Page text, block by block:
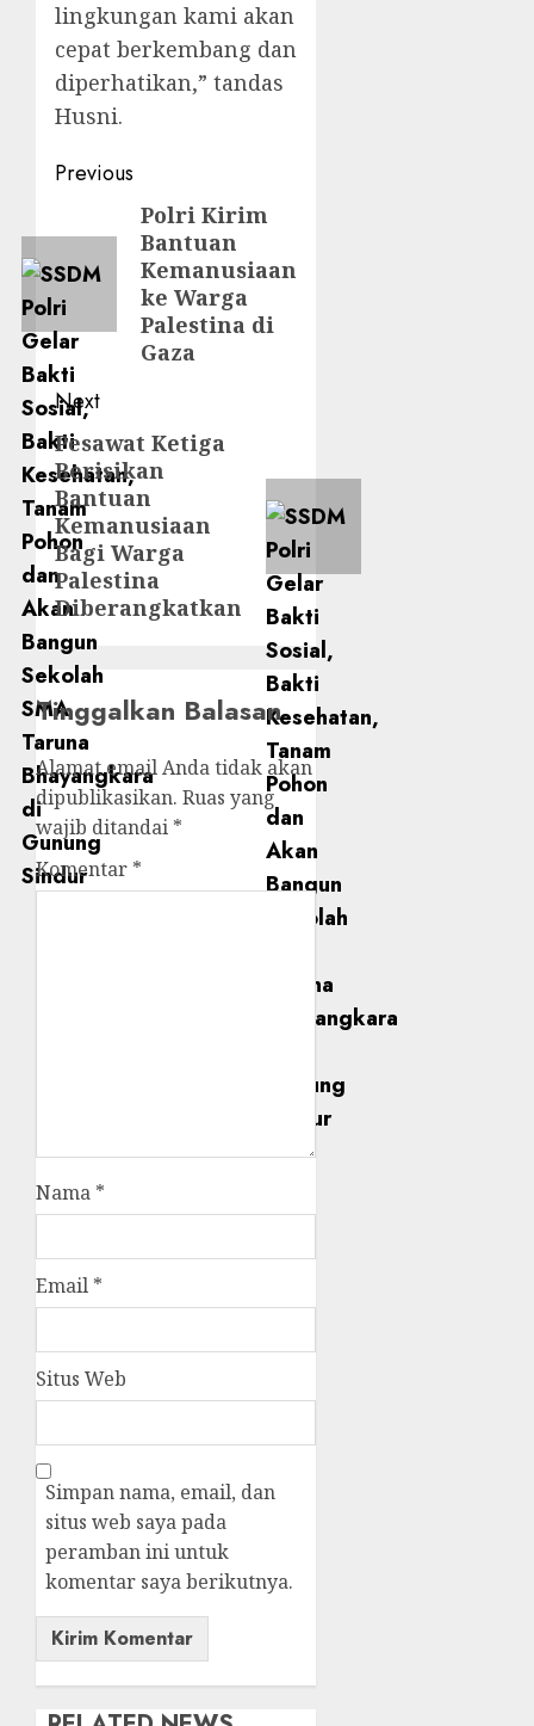
lingkungan kami akan
cepat berkembang dan
diperhatikan,” tandas
Husni.
Previous
Polri Kirim
Bantuan
Kemanusiaan
ke Warga
Palestina di
Gaza
Next
Pesawat Ketiga
Berisikan
Bantuan
Kemanusiaan
Bagi Warga
Palestina
Diberangkatkan
Tinggalkan Balasan
Alamat email Anda tidak akan
dipublikasikan. Ruas yang
wajib ditandai *
Komentar *
Nama *
Email *
Situs Web
Simpan nama, email, dan
situs web saya pada
peramban ini untuk
komentar saya berikutnya.